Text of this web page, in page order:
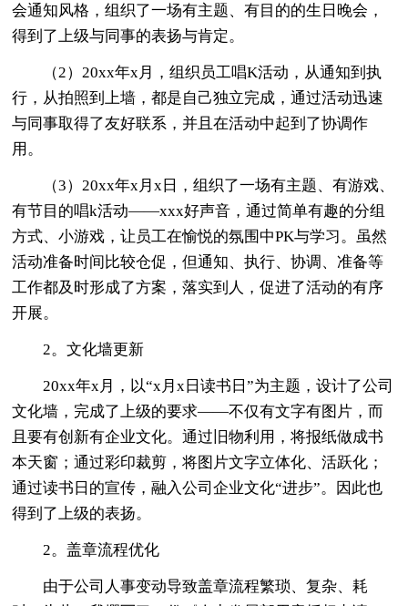
会通知风格，组织了一场有主题、有目的的生日晚会，
得到了上级与同事的表扬与肯定。
（2）20xx年x月，组织员工唱K活动，从通知到执
行，从拍照到上墙，都是自己独立完成，通过活动迅速
与同事取得了友好联系，并且在活动中起到了协调作
用。
（3）20xx年x月x日，组织了一场有主题、有游戏、
有节目的唱k活动——xxx好声音，通过简单有趣的分组
方式、小游戏，让员工在愉悦的氛围中PK与学习。虽然
活动准备时间比较仓促，但通知、执行、协调、准备等
工作都及时形成了方案，落实到人，促进了活动的有序
开展。
2。文化墙更新
20xx年x月，以“x月x日读书日”为主题，设计了公司
文化墙，完成了上级的要求——不仅有文字有图片，而
且要有创新有企业文化。通过旧物利用，将报纸做成书
本天窗；通过彩印裁剪，将图片文字立体化、活跃化；
通过读书日的宣传，融入公司企业文化“进步”。因此也
得到了上级的表扬。
2。盖章流程优化
由于公司人事变动导致盖章流程繁琐、复杂、耗